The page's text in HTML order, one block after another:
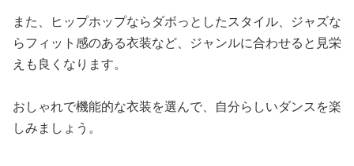
また、ヒップホップならダボっとしたスタイル、ジャズな
らフィット感のある衣装など、ジャンルに合わせると見栄
えも良くなります。
おしゃれで機能的な衣装を選んで、自分らしいダンスを楽
しみましょう。